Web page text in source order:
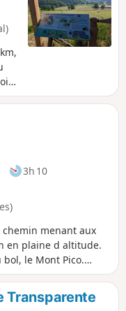
8
3h 10
menant aux
en plaine d altitude.
bol, le Mont Pico.
n est pas une
par le même chemin
Transparente